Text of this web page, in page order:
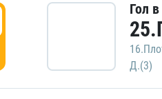
Гол
Д.(3)